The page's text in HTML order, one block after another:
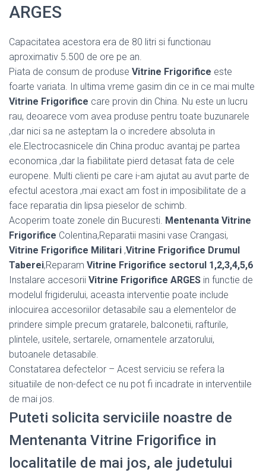
ARGES
Capacitatea acestora era de 80 litri si functionau
aproximativ 5.500 de ore pe an.
Piata de consum de produse Vitrine Frigorifice este
foarte variata. In ultima vreme gasim din ce in ce mai multe
Vitrine Frigorifice care provin din China. Nu este un lucru
rau, deoarece vom avea produse pentru toate buzunarele
,dar nici sa ne asteptam la o incredere absoluta in
ele.Electrocasnicele din China produc avantaj pe partea
economica ,dar la fiabilitate pierd detasat fata de cele
europene. Multi clienti pe care i-am ajutat au avut parte de
efectul acestora ,mai exact am fost in imposibilitate de a
face reparatia din lipsa pieselor de schimb.
Acoperim toate zonele din Bucuresti. Mentenanta Vitrine
Frigorifice Colentina,Reparatii masini vase Crangasi,
Vitrine Frigorifice Militari ,Vitrine Frigorifice Drumul
Taberei,Reparam Vitrine Frigorifice sectorul 1,2,3,4,5,6
Instalare accesorii Vitrine Frigorifice ARGES in functie de
modelul frigiderului, aceasta interventie poate include
inlocuirea accesoriilor detasabile sau a elementelor de
prindere simple precum gratarele, balconetii, rafturile,
plintele, usitele, sertarele, ornamentele arzatorului,
butoanele detasabile.
Constatarea defectelor – Acest serviciu se refera la
situatiile de non-defect ce nu pot fi incadrate in interventiile
de mai jos.
Puteti solicita serviciile noastre de
Mentenanta Vitrine Frigorifice in
localitatile de mai jos, ale judetului